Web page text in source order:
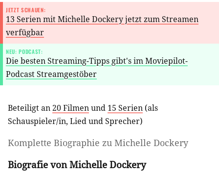
JETZT SCHAUEN:
13 Serien mit Michelle Dockery jetzt zum Streamen
verfügbar
NEU: PODCAST:
Die besten Streaming-Tipps gibt's im Moviepilot-
Podcast Streamgestöber
Beteiligt an20 Filmenund 15 Serien (als
Schauspieler/in, LiedundSprecher)
Komplette Biographie zu Michelle Dockery
Biografie von Michelle Dockery